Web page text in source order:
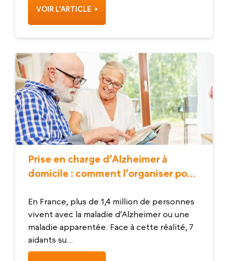
VOIR L’ARTICLE
Prise en charge d’Alzheimer à
domicile : comment l’organiser pour
En France, plus de 1,4 million de personnes
vivent avec la maladie d’Alzheimer ou une
maladie apparentée. Face à cette réalité, 7
aidants su...